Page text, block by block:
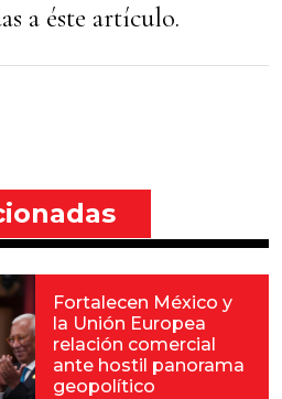
a éste artículo.
Fortalecen México y
la Unión Europea
relación comercial
ante hostil panorama
geopolítico